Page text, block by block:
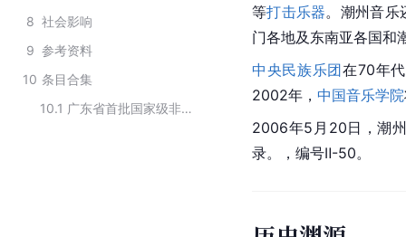
8 社会影响
9 参考资料
10 条目合集
10.1
广东省首批国家级非物质文化遗产传统音乐类名录
等打击乐器。潮州音乐
门各地及东南亚各国和
中央民族乐团在70年
2002年， 中国音乐学院
2006年5月20日，潮
录。，编号Ⅱ-50。